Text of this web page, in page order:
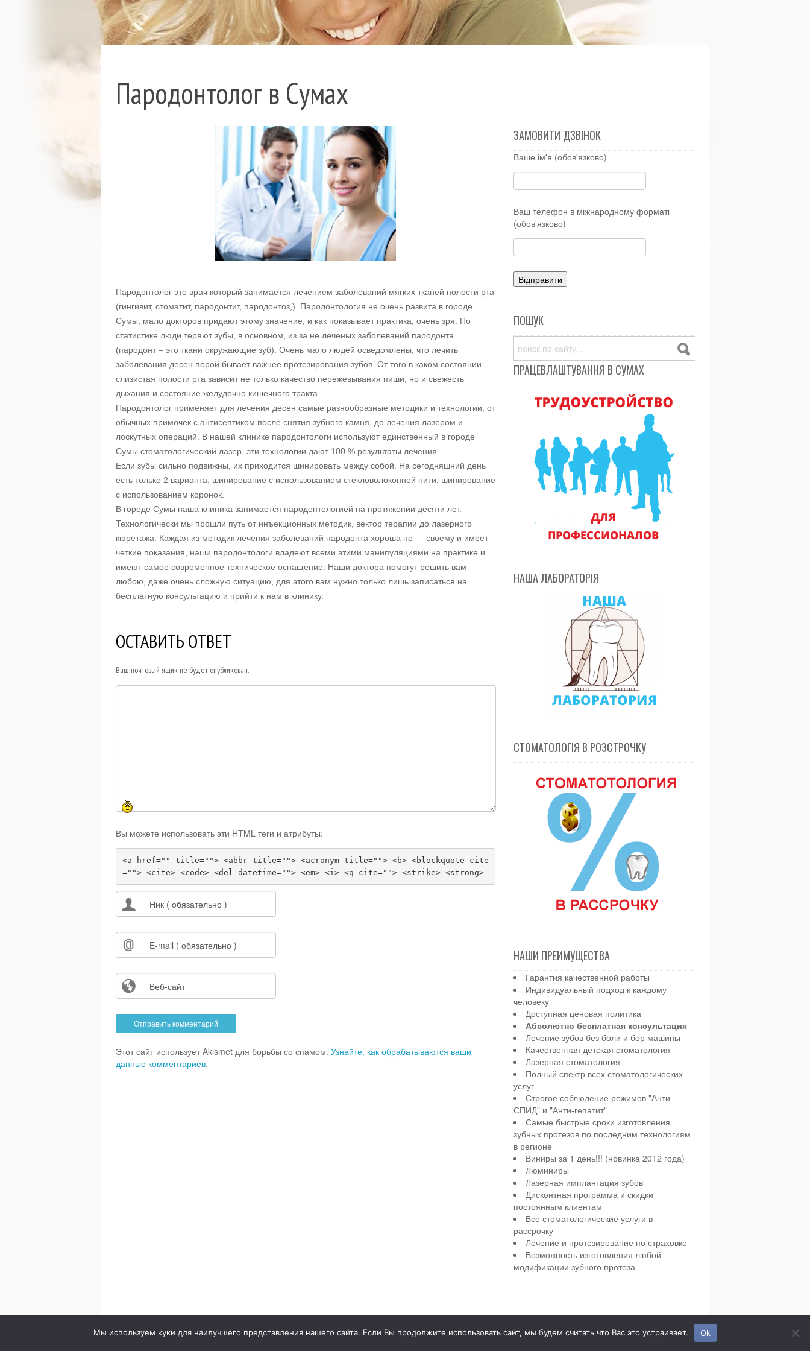
Пародонтолог в Сумах
Пародонтолог это врач который занимается лечением заболеваний мягких тканей полости рта
(гингивит, стоматит, пародонтит, пародонтоз,). Пародонтология не очень развита в городе
Сумы, мало докторов придают этому значение, и как показывает практика, очень зря. По
статистике люди теряют зубы, в основном, из за не леченых заболеваний пародонта
(пародонт – это ткани окружающие зуб). Очень мало людей осведомлены, что лечить
заболевания десен порой бывает важнее протезирования зубов. От того в каком состоянии
слизистая полости рта зависит не только качество пережевывания пиши, но и свежесть
дыхания и состояние желудочно кишечного тракта.
Пародонтолог применяет для лечения десен самые разнообразные методики и технологии, от
обычных примочек с антисептиком после снятия зубного камня, до лечения лазером и
лоскутных операций. В нашей клинике пародонтологи используют единственный в городе
Сумы стоматологический лазер, эти технологии дают 100 % результаты лечения.
Если зубы сильно подвижны, их приходится шинировать между собой. На сегодняшний день
есть только 2 варианта, шинирование с использованием стекловолоконной нити, шинирование
с использованием коронок.
В городе Сумы наша клиника занимается пародонтологией на протяжении десяти лет.
Технологически мы прошли путь от инъекционных методик, вектор терапии до лазерного
кюретажа. Каждая из методик лечения заболеваний пародонта хороша по — своему и имеет
четкие показания, наши пародонтологи владеют всеми этими манипуляциями на практике и
имеют самое современное техническое оснащение. Наши доктора помогут решить вам
любою, даже очень сложную ситуацию, для этого вам нужно только лишь записаться на
бесплатную консультацию и прийти к нам в клинику.
ОСТАВИТЬ ОТВЕТ
Ваш почтовый ящик не будет опубликован.
Вы можете использовать эти HTML теги и атрибуты:
<a href="" title=""> <abbr title=""> <acronym title=""> <b> <blockquote cite
=""> <cite> <code> <del datetime=""> <em> <i> <q cite=""> <strike> <strong>
Этот сайт использует Akismet для борьбы со спамом. Узнайте, как обрабатываются ваши
данные комментариев.
ЗАМОВИТИ ДЗВІНОК
Ваше ім'я (обов'язково)
Ваш телефон в міжнародному форматі
(обов'язково)
ПОШУК
ПРАЦЕВЛАШТУВАННЯ В СУМАХ
НАША ЛАБОРАТОРІЯ
СТОМАТОЛОГІЯ В РОЗСТРОЧКУ
НАШИ ПРЕИМУЩЕСТВА
Гарантия качественной работы
Индивидуальный подход к каждому
человеку
Доступная ценовая политика
Абсолютно бесплатная консультация
Лечение зубов без боли и бор машины
Качественная детская стоматология
Лазерная стоматология
Полный спектр всех стоматологических
услуг
Строгое соблюдение режимов "Анти-
СПИД" и "Анти-гепатит"
Самые быстрые сроки изготовления
зубных протезов по последним технологиям
в регионе
Виниры за 1 день!!! (новинка 2012 года)
Люминиры
Лазерная имплантация зубов
Дисконтная программа и скидки
постоянным клиентам
Все стоматологические услуги в
рассрочку
Лечение и протезирование по страховке
Возможность изготовления любой
модификации зубного протеза
Детская и взрослая стоматология в городе Сумы.
Мы используем куки для наилучшего представления нашего сайта. Если Вы продолжите использовать сайт, мы будем считать что Вас это устраивает. Ok